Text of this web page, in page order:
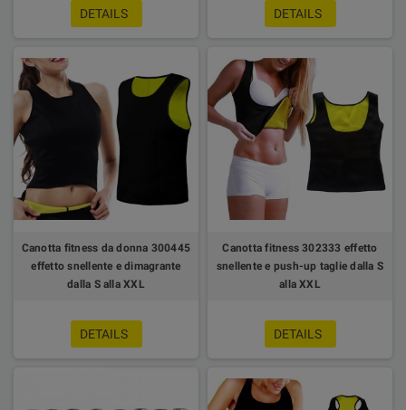
DETAILS DETAILS
Canotta fitness da donna 300445
effetto snellente e dimagrante
dalla S alla XXL
DETAILS
Canotta fitness 302333 effetto
snellente e push-up taglie dalla S
alla XXL
DETAILS